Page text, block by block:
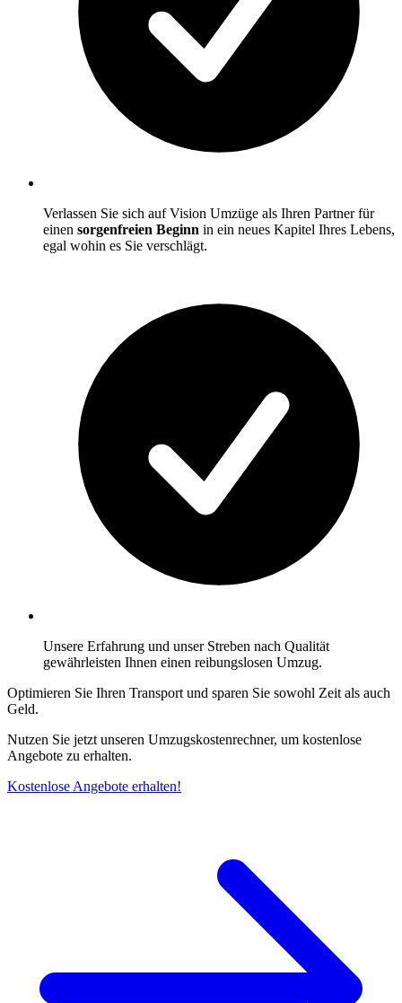
Verlassen Sie sich auf Vision Umzüge als Ihren Partner für
einen sorgenfreien Beginn in ein neues Kapitel Ihres Lebens,
egal wohin es Sie verschlägt.
Unsere Erfahrung und unser Streben nach Qualität
gewährleisten Ihnen einen reibungslosen Umzug.
Optimieren Sie Ihren Transport und sparen Sie sowohl Zeit als auch
Geld.
Nutzen Sie jetzt unseren Umzugskostenrechner, um kostenlose
Angebote zu erhalten.
Kostenlose Angebote erhalten!